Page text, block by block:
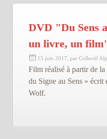
DVD "Du Sens
un livre, un
15 juin 2017, par Collectif
Film réalisé à partir de
du Signe au Sens »
Wolf.